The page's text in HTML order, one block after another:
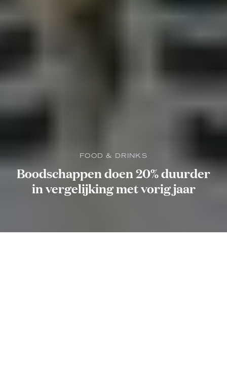
FOOD & DRINKS
Boodschappen doen 20% duurder
in vergelijking met vorig jaar